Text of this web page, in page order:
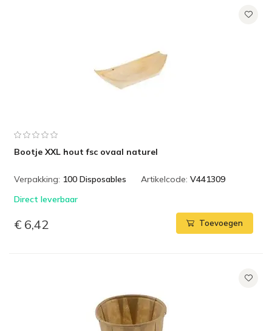
Bootje XXL hout fsc ovaal naturel
Verpakking: 100 Disposables Artikelcode: V441309
Direct leverbaar
€ 6,42 Toevoegen